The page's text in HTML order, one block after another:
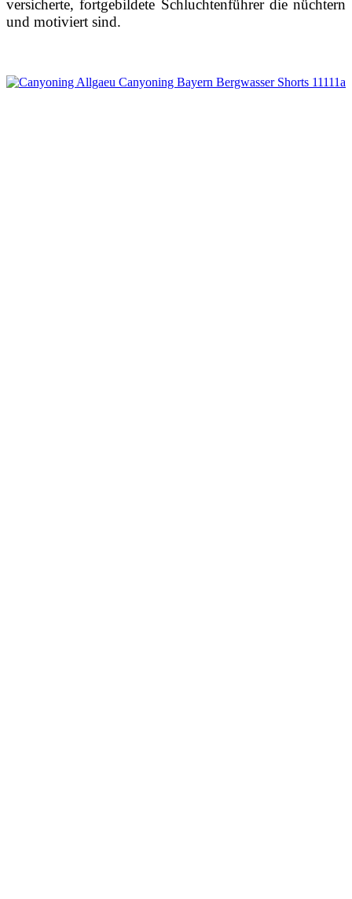
versicherte, fortgebildete Schluchtenführer die nüchtern
und motiviert sind.